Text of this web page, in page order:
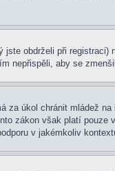
obdrželi při
aby se
úkol chránit mládež
zákon však platí
v jakémkoliv